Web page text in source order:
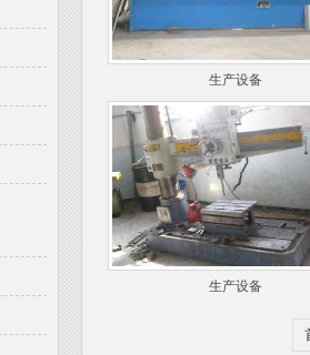
生产设备
生产设备